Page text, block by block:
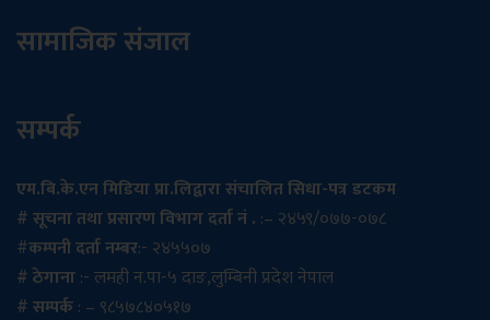
सामाजिक संजाल
सम्पर्क
एम.बि.के.एन मिडिया प्रा.लिद्वारा संचालित सिधा-पत्र डटकम
# सूचना तथा प्रसारण विभाग दर्ता नं . :– २४५९/०७७-०७८
#कम्पनी दर्ता नम्बर:- २४५५०७
# ठेगाना:- लमही न.पा-५ दाङ,लुम्बिनी प्रदेश नेपाल
# सम्पर्क: – ९८५७८४०५१७